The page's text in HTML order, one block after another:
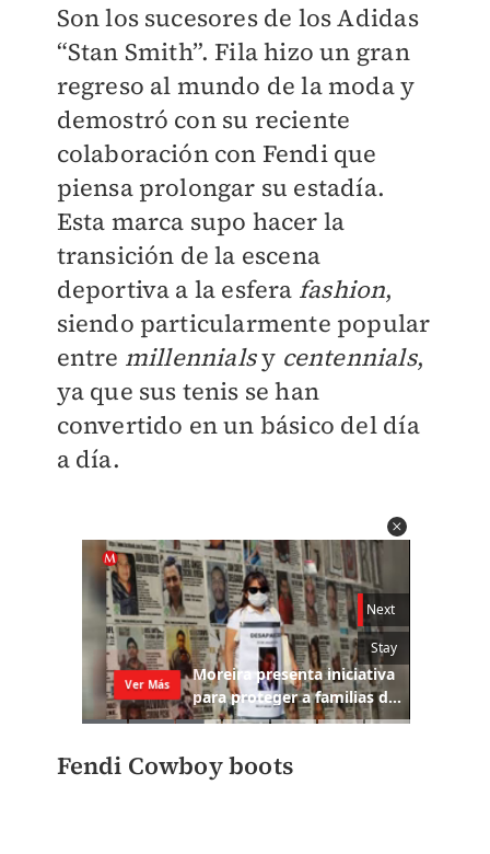
Son los sucesores de los Adidas
“Stan Smith”. Fila hizo un gran
regreso al mundo de la moda y
demostró con su reciente
colaboración con Fendi que
piensa prolongar su estadía.
Esta marca supo hacer la
transición de la escena
deportiva a la esfera fashion,
siendo particularmente popular
entre millennialsy centennials,
ya que sus tenis se han
convertido en un básico del día
a día.
Fendi Cowboy boots